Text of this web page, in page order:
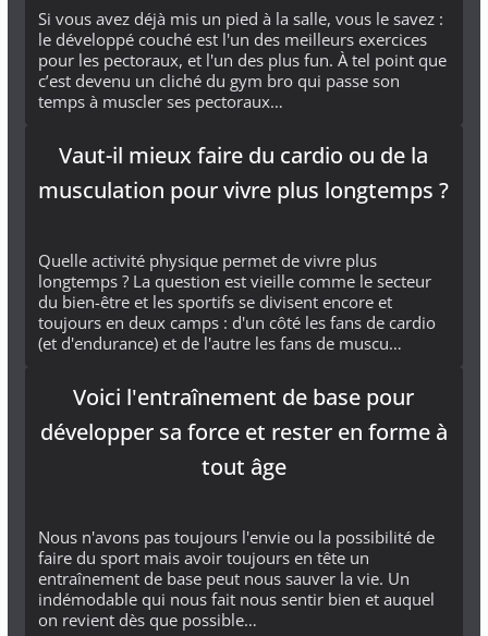
Si vous avez déjà mis un pied à la salle, vous le savez :
le développé couché est l'un des meilleurs exercices
pour les pectoraux, et l'un des plus fun. À tel point que
c’est devenu un cliché du gym bro qui passe son
temps à muscler ses pectoraux…
Vaut-il mieux faire du cardio ou de la
musculation pour vivre plus longtemps ?
Quelle activité physique permet de vivre plus
longtemps ? La question est vieille comme le secteur
du bien-être et les sportifs se divisent encore et
toujours en deux camps : d'un côté les fans de cardio
(et d'endurance) et de l'autre les fans de muscu…
Voici l'entraînement de base pour
développer sa force et rester en forme à
tout âge
Nous n'avons pas toujours l'envie ou la possibilité de
faire du sport mais avoir toujours en tête un
entraînement de base peut nous sauver la vie. Un
indémodable qui nous fait nous sentir bien et auquel
on revient dès que possible…